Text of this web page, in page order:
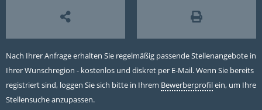
Nach Ihrer Anfrage erhalten Sie regelmäßig passende Stellenangebote in
Ihrer Wunschregion - kostenlos und diskret per E-Mail. Wenn Sie bereits
registriert sind, loggen Sie sich bitte in Ihrem Bewerberprofilein, um Ihre
Stellensuche anzupassen.